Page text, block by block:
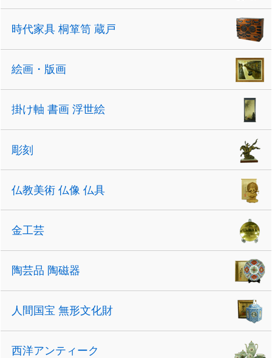
時代家具 桐箪笥 蔵戸
絵画・版画
掛け軸 書画 浮世絵
彫刻
仏教美術 仏像 仏具
金工芸
陶芸品 陶磁器
人間国宝 無形文化財
西洋アンティーク